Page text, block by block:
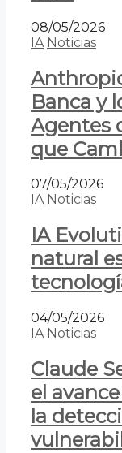
08/05/2026
IA Noticias
Banca y
Agentes
que
07/05/2026
IA Noticias
IA
natural
04/05/2026
IA Noticias
Claude
el
la